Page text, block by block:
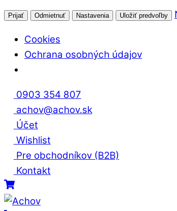
Prijať Odmietnuť Nastavenia Uložiť predvoľby
Cookies
Ochrana osobných údajov
Skip
content
0903 354 807
achov@achov.sk
Účet
Wishlist
Pre obchodníkov (B2B)
Kontakt
Menu
Cart